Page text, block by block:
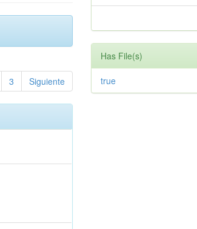
3 Siguiente
Has File(s)
true